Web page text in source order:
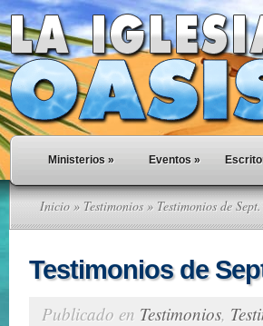
Ministerios » Eventos »
Inicio » Testimonios» Testimonios de
Testimonios de
Publicado en Testimonios,